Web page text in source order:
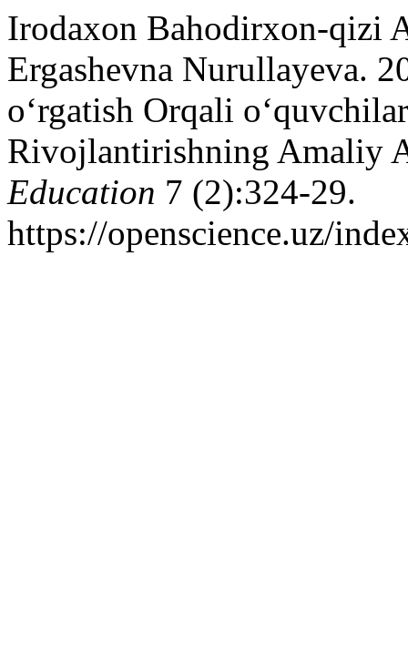
Irodaxon Bahodirxon-qizi
Ergashevna Nurullayeva.
o‘rgatish Orqali
Rivojlantirishning Amaliy
Education 7 (2):324-29.
https://openscience.uz/